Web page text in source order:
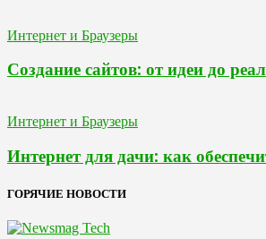
Интернет и Браузеры
Создание сайтов: от идеи до
Интернет и Браузеры
Интернет для дачи: как
ГОРЯЧИЕ НОВОСТИ